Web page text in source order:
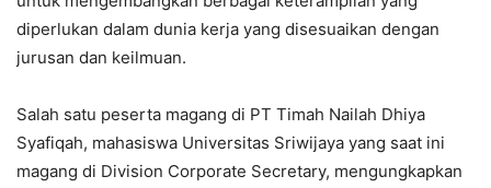
diperlukan dalam dunia kerja yang disesuaikan dengan
jurusan dan keilmuan.
Salah satu peserta magang di PT Timah Nailah Dhiya
Syafiqah, mahasiswa Universitas Sriwijaya yang saat ini
magang di Division Corporate Secretary, mengungkapkan